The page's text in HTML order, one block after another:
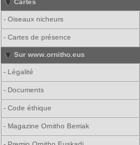
Cartes
- Oiseaux nicheurs
- Cartes de présence
Sur www.ornitho.eus
- Légalité
- Documents
- Code éthique
- Magazine Ornitho Berriak